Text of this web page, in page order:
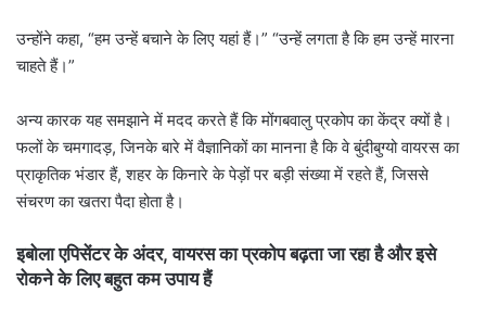
उन्होंने कहा, “हम उन्हें बचाने के लिए यहां हैं।” “उन्हें लगता है कि हम उन्हें मारना
चाहते हैं।”
अन्य कारक यह समझाने में मदद करते हैं कि मोंगबवालु प्रकोप का केंद्र क्यों है।
फलों के चमगादड़, जिनके बारे में वैज्ञानिकों का मानना ​​है कि वे बुंदीबुग्यो वायरस का
प्राकृतिक भंडार हैं, शहर के किनारे के पेड़ों पर बड़ी संख्या में रहते हैं, जिससे
संचरण का खतरा पैदा होता है।
इबोला एपिसेंटर के अंदर, वायरस का प्रकोप बढ़ता जा रहा है और इसे
रोकने के लिए बहुत कम उपाय हैं